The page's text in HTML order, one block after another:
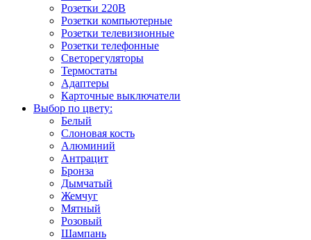
Розетки 220В
Розетки компьютерные
Розетки телевизионные
Розетки телефонные
Светорегуляторы
Термостаты
Адаптеры
Карточные выключатели
Выбор по цвету:
Белый
Слоновая кость
Алюминий
Антрацит
Бронза
Дымчатый
Жемчуг
Мятный
Розовый
Шампань